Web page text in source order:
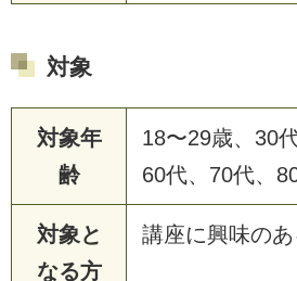
対象
対象年
齢
18〜29歳、30
60代、70代、
対象と
なる方
講座に興味の